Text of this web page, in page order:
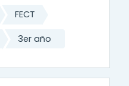
FECT
3er año